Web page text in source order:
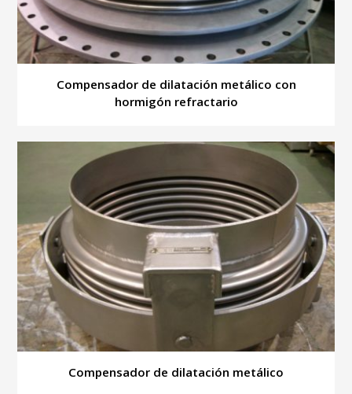
Compensador de dilatación metálico con
hormigón refractario
Compensador de dilatación metálico